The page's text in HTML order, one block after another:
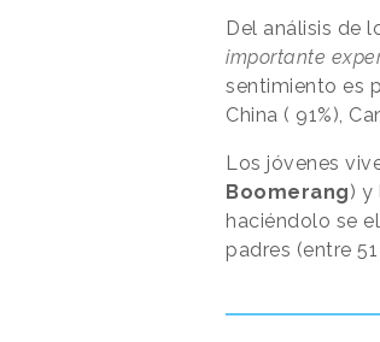
Del análisis de
importante
sentimiento es
China ( 91%),
Los jóvenes
Boomerang) y
haciéndolo se
padres (entre